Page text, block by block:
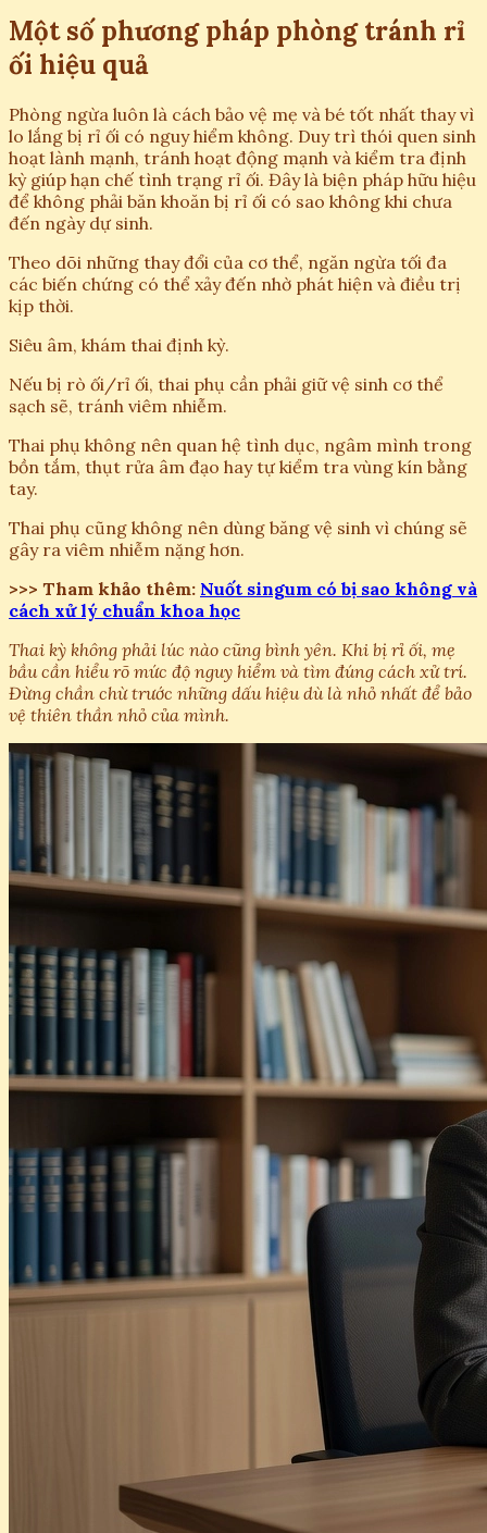
Một số phương pháp phòng tránh rỉ
ối hiệu quả
Phòng ngừa luôn là cách bảo vệ mẹ và bé tốt nhất thay vì
lo lắng bị rỉ ối có nguy hiểm không. Duy trì thói quen sinh
hoạt lành mạnh, tránh hoạt động mạnh và kiểm tra định
kỳ giúp hạn chế tình trạng rỉ ối. Đây là biện pháp hữu hiệu
để không phải băn khoăn bị rỉ ối có sao không khi chưa
đến ngày dự sinh.
Theo dõi những thay đổi của cơ thể, ngăn ngừa tối đa
các biến chứng có thể xảy đến nhờ phát hiện và điều trị
kịp thời.
Siêu âm, khám thai định kỳ.
Nếu bị rò ối/rỉ ối, thai phụ cần phải giữ vệ sinh cơ thể
sạch sẽ, tránh viêm nhiễm.
Thai phụ không nên quan hệ tình dục, ngâm mình trong
bồn tắm, thụt rửa âm đạo hay tự kiểm tra vùng kín bằng
tay.
Thai phụ cũng không nên dùng băng vệ sinh vì chúng sẽ
gây ra viêm nhiễm nặng hơn.
>>> Tham khảo thêm: Nuốt singum có bị sao không và
cách xử lý chuẩn khoa học
Thai kỳ không phải lúc nào cũng bình yên. Khi bị rỉ ối, mẹ
bầu cần hiểu rõ mức độ nguy hiểm và tìm đúng cách xử trí.
Đừng chần chừ trước những dấu hiệu dù là nhỏ nhất để bảo
vệ thiên thần nhỏ của mình.